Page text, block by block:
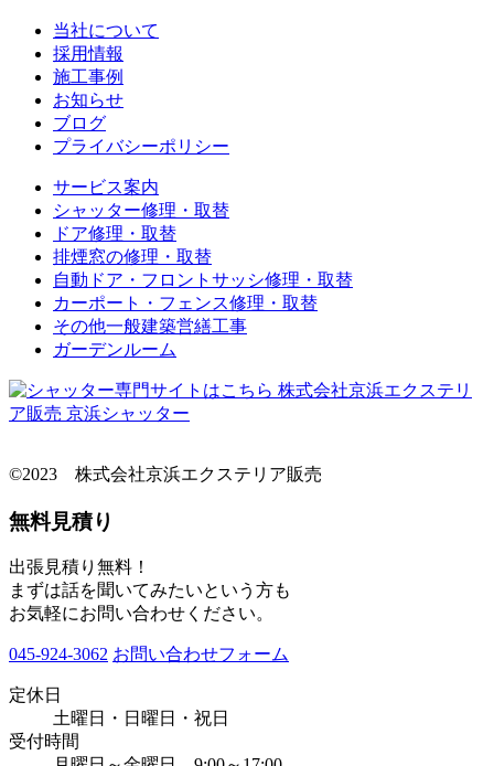
当社について
採用情報
施工事例
お知らせ
ブログ
プライバシーポリシー
サービス案内
シャッター修理・取替
ドア修理・取替
排煙窓の修理・取替
自動ドア・フロントサッシ修理・取替
カーポート・フェンス修理・取替
その他一般建築営繕工事
ガーデンルーム
©2023 株式会社京浜エクステリア販売
無料見積り
出張見積り無料！
まずは話を聞いてみたいという方も
お気軽にお問い合わせください。
045-924-3062 お問い合わせフォーム
定休日
土曜日・日曜日・祝日
受付時間